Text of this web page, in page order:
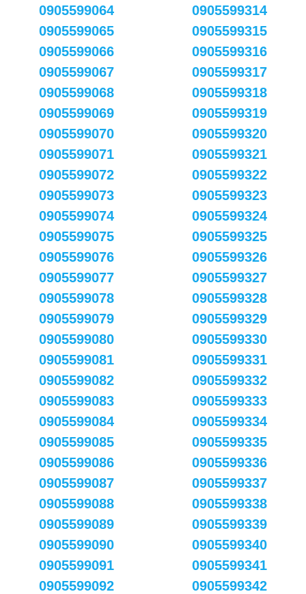
0905599064
0905599065
0905599066
0905599067
0905599068
0905599069
0905599070
0905599071
0905599072
0905599073
0905599074
0905599075
0905599076
0905599077
0905599078
0905599079
0905599080
0905599081
0905599082
0905599083
0905599084
0905599085
0905599086
0905599087
0905599088
0905599089
0905599090
0905599091
0905599092
0905599314
0905599315
0905599316
0905599317
0905599318
0905599319
0905599320
0905599321
0905599322
0905599323
0905599324
0905599325
0905599326
0905599327
0905599328
0905599329
0905599330
0905599331
0905599332
0905599333
0905599334
0905599335
0905599336
0905599337
0905599338
0905599339
0905599340
0905599341
0905599342